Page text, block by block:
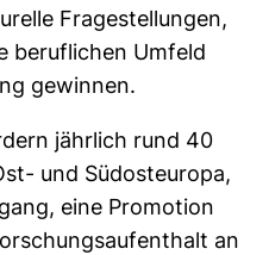
Fragestellungen,
beruflichen Umfeld
gewinnen.
jährlich rund 40
und Südosteuropa,
eine Promotion
an